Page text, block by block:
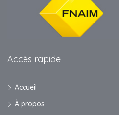
Accès rapide
Accueil
À propos